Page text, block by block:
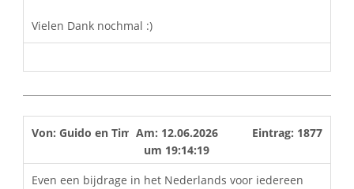
Vielen Dank nochmal :)
Von: Guido en Tim Am: 12.06.2026
um 19:14:19
Eintrag: 1877
Even een bijdrage in het Nederlands voor iedereen